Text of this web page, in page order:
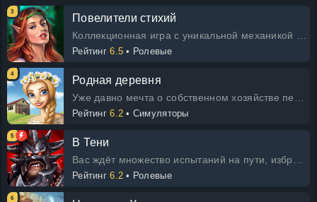
3 Повелители стихий
Рейтинг6.5 • Ролевые
4 Родная деревня
Рейтинг6.2 • Симуляторы
5 В Тени
Рейтинг6.2 • Ролевые
6